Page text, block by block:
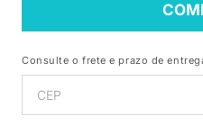
Consulte o frete e prazo de